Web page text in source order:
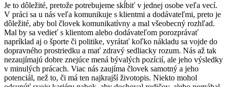
Je to dôležité, pretože potrebujeme skĺbiť v jednej osobe veľa vecí.
V práci sa u nás veľa komunikuje s klientmi a dodávateľmi, preto je
dôležité, aby bol človek komunikatívny a mal všeobecný rozhľad.
Mal by sa vedieť s klientom alebo dodávateľom porozprávať
napríklad aj o športe či politike, vyrátať koľko nákladu sa vojde do
dopravného prostriedku a mať zdravý sedliacky rozum. Nás až tak
nezaujímajú dobre znejúce mená bývalých pozícií, ale jeho výsledky
v minulých prácach. Viac nás zaujíma človek samotný a jeho
potenciál, než to, či má ten najkrajší životopis. Niekto mohol